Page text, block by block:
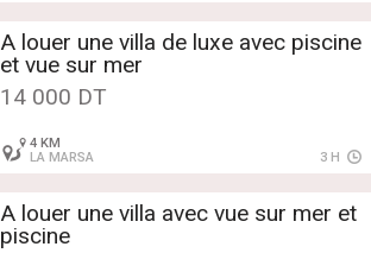
A louer une villa de luxe avec piscine
et vue sur mer
14 000 DT
4 KM
LA MARSA
3 H
A louer une villa avec vue sur mer et
piscine